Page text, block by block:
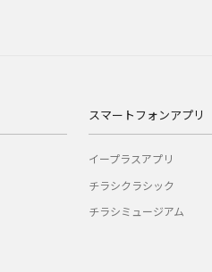
スマートフォンアプリ
イープラスアプリ
チラシクラシック
チラシミュージアム